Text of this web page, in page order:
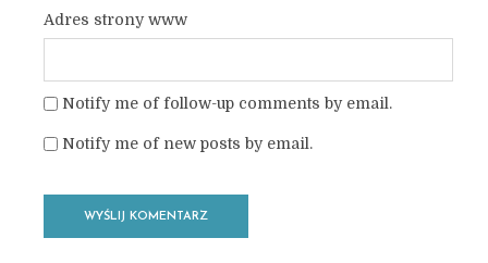
Adres strony www
Notify me of follow-up comments by email.
Notify me of new posts by email.